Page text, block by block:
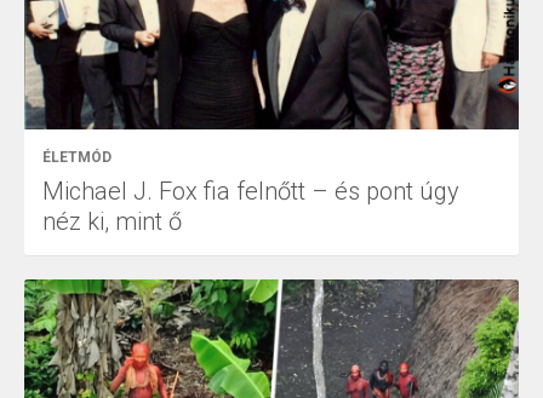
ÉLETMÓD
Michael J. Fox fia felnőtt – és pont úgy
néz ki, mint ő